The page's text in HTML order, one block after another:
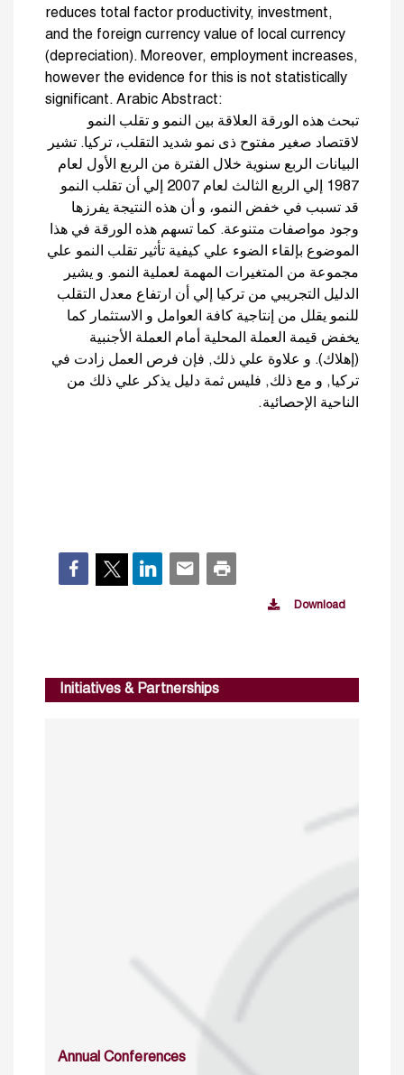
reduces total factor productivity, investment,
and the foreign currency value of local currency
(depreciation). Moreover, employment increases,
however the evidence for this is not statistically
significant. Arabic Abstract:
تبحث هذه الورقة العلاقة بين النمو و تقلب النمو
لاقتصاد صغير مفتوح ذى نمو شديد التقلب، تركيا. تشير
البيانات الربع سنوية خلال الفترة من الربع الأول لعام
1987 إلي الربع الثالث لعام 2007 إلي أن تقلب النمو
قد تسبب في خفض النمو، و أن هذه النتيجة يفرزها
وجود مواصفات متنوعة. كما تسهم هذه الورقة في هذا
الموضوع بإلقاء الضوء علي كيفية تأثير تقلب النمو علي
مجموعة من المتغيرات المهمة لعملية النمو. و يشير
الدليل التجريبي من تركيا إلي أن ارتفاع معدل التقلب
للنمو يقلل من إنتاجية كافة العوامل و الاستثمار كما
يخفض قيمة العملة المحلية أمام العملة الأجنبية
(إهلاك). و علاوة علي ذلك, فإن فرص العمل زادت في
تركيا, و مع ذلك, فليس ثمة دليل يذكر علي ذلك من
الناحية الإحصائية.
Download
Initiatives & Partnerships
Annual Conferences